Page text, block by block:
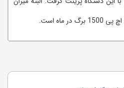
ماه است.